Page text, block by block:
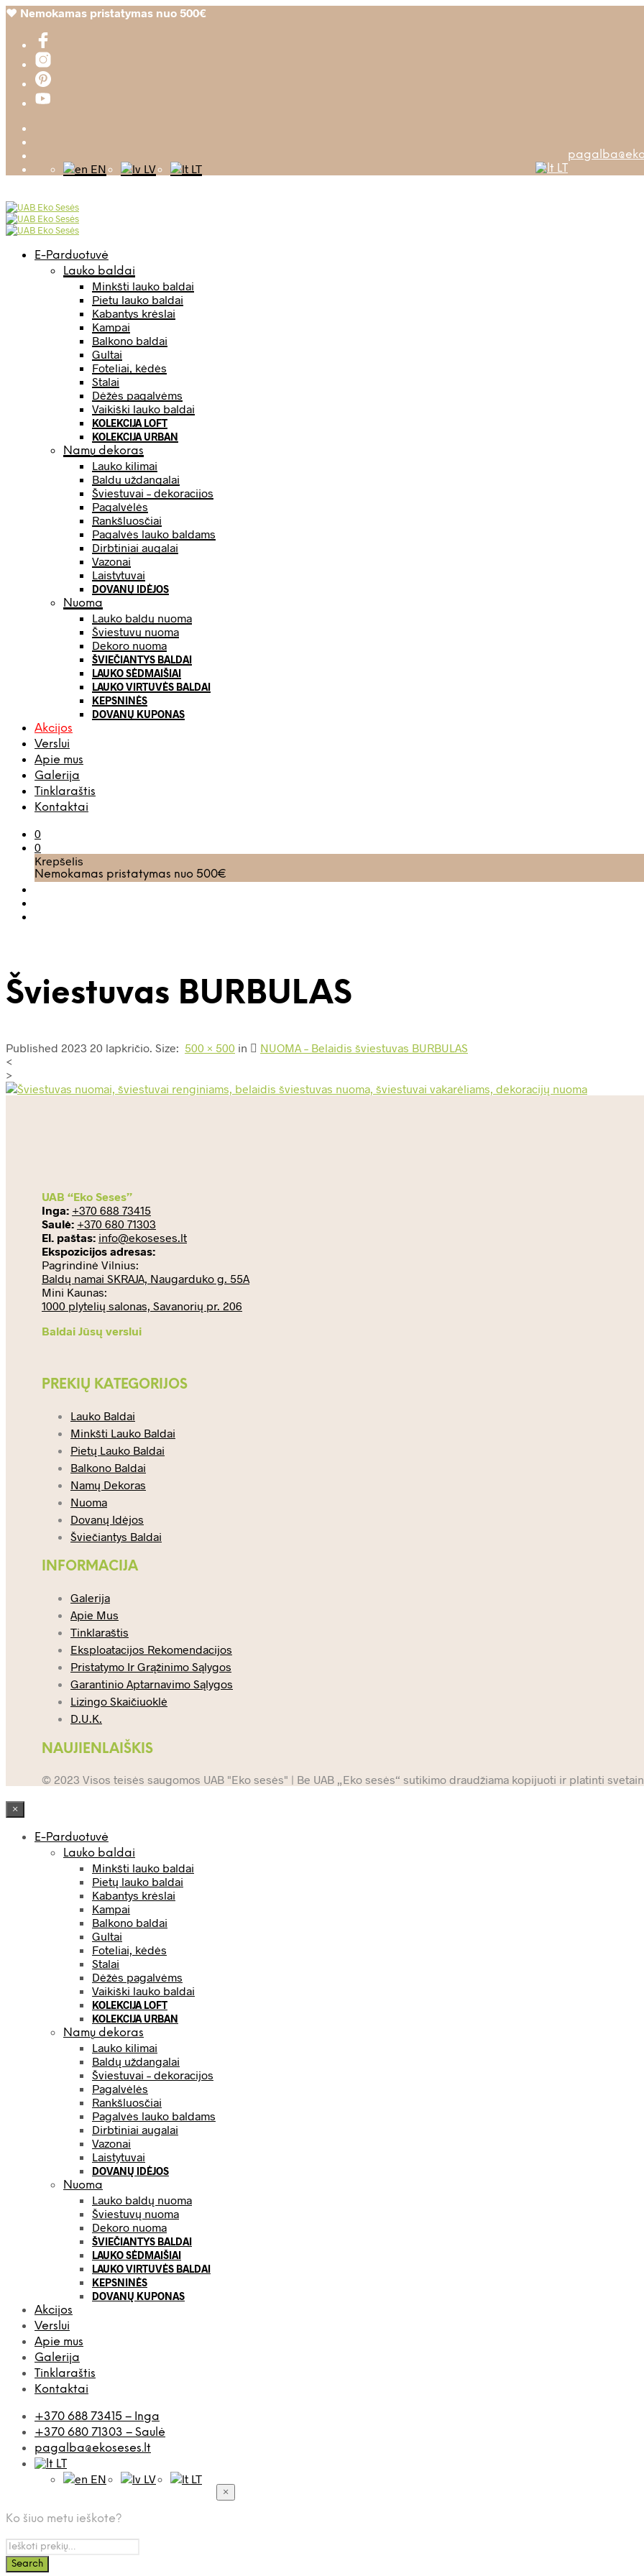
❤️ Nemokamas pristatymas nuo 500€
LT
EN LV LT
E-Parduotuvė
Lauko baldai
Minkšti lauko baldai
Pietų lauko baldai
Kabantys krėslai
Kampai
Balkono baldai
Gultai
Foteliai, kėdės
Stalai
Dėžės pagalvėms
Vaikiški lauko baldai
KOLEKCIJA LOFT
KOLEKCIJA URBAN
Namų dekoras
Lauko kilimai
Baldų uždangalai
Šviestuvai – dekoracijos
Pagalvėlės
Rankšluosčiai
Pagalvės lauko baldams
Dirbtiniai augalai
Vazonai
Laistytuvai
DOVANŲ IDĖJOS
Nuoma
Lauko baldų nuoma
Šviestuvų nuoma
Dekoro nuoma
ŠVIEČIANTYS BALDAI
LAUKO SĖDMAIŠIAI
LAUKO VIRTUVĖS BALDAI
KEPSNINĖS
DOVANŲ KUPONAS
Akcijos
Verslui
Apie mus
Galerija
Tinklaraštis
Kontaktai
0
0
Krepšelis
Nemokamas pristatymas nuo 500€
Šviestuvas BURBULAS
Published 2023 20 lapkričio. Size: 500 × 500 in
NUOMA – Belaidis šviestuvas BURBULAS
<
>
UAB “Eko Seses”
Inga: +370 688 73415
Saulė: +370 680 71303
El. paštas: info@ekoseses.lt
Ekspozicijos adresas:
Pagrindinė Vilnius:
Baldų namai SKRAJA, Naugarduko g. 55A
Mini Kaunas:
1000 plytelių salonas, Savanorių pr. 206
Baldai Jūsų verslui
PREKIŲ KATEGORIJOS
Lauko Baldai
Minkšti Lauko Baldai
Pietų Lauko Baldai
Balkono Baldai
Namų Dekoras
Nuoma
Dovanų Idėjos
Šviečiantys Baldai
INFORMACIJA
Galerija
Apie Mus
Tinklaraštis
Eksploatacijos Rekomendacijos
Pristatymo Ir Grąžinimo Sąlygos
Garantinio Aptarnavimo Sąlygos
Lizingo Skaičiuoklė
D.U.K.
NAUJIENLAIŠKIS
© 2023 Visos teisės saugomos UAB "Eko sesės" | Be UAB „Eko sesės“ sutikimo draudžiama kopijuoti ir platinti
×
E-Parduotuvė
Lauko baldai
Minkšti lauko baldai
Pietų lauko baldai
Kabantys krėslai
Kampai
Balkono baldai
Gultai
Foteliai, kėdės
Stalai
Dėžės pagalvėms
Vaikiški lauko baldai
KOLEKCIJA LOFT
KOLEKCIJA URBAN
Namų dekoras
Lauko kilimai
Baldų uždangalai
Šviestuvai – dekoracijos
Pagalvėlės
Rankšluosčiai
Pagalvės lauko baldams
Dirbtiniai augalai
Vazonai
Laistytuvai
DOVANŲ IDĖJOS
Nuoma
Lauko baldų nuoma
Šviestuvų nuoma
Dekoro nuoma
ŠVIEČIANTYS BALDAI
LAUKO SĖDMAIŠIAI
LAUKO VIRTUVĖS BALDAI
KEPSNINĖS
DOVANŲ KUPONAS
Akcijos
Verslui
Apie mus
Galerija
Tinklaraštis
Kontaktai
+370 688 73415 – Inga
+370 680 71303 – Saulė
pagalba@ekoseses.lt
LT
EN LV LT
×
Ko šiuo metu ieškote?